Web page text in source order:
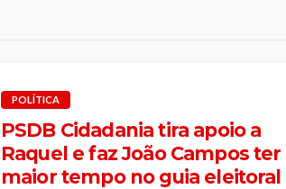
POLÍTICA
PSDB Cidadania tira apoio a
Raquel e faz João Campos ter
maior tempo no guia eleitoral